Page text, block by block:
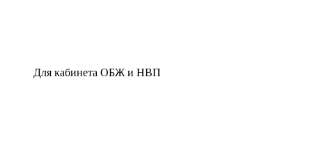
Для кабинета ОБЖ и НВП